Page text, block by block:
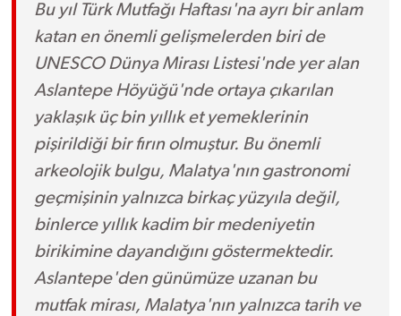
Bu yıl Türk Mutfağı Haftası'na ayrı bir anlam
katan en önemli gelişmelerden biri de
UNESCO Dünya Mirası Listesi'nde yer alan
Aslantepe Höyüğü'nde ortaya çıkarılan
yaklaşık üç bin yıllık et yemeklerinin
pişirildiği bir fırın olmuştur. Bu önemli
arkeolojik bulgu, Malatya'nın gastronomi
geçmişinin yalnızca birkaç yüzyıla değil,
binlerce yıllık kadim bir medeniyetin
birikimine dayandığını göstermektedir.
Aslantepe'den günümüze uzanan bu
mutfak mirası, Malatya'nın yalnızca tarih ve